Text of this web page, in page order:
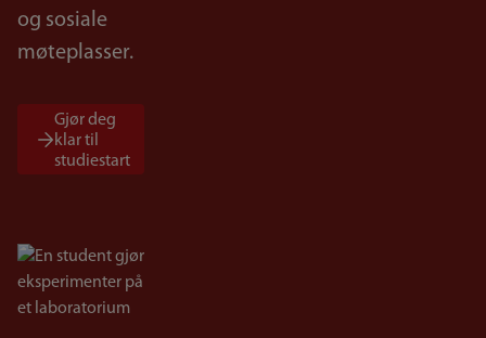
og sosiale
møteplasser.
Gjør deg
klar til
studiestart
Bilde